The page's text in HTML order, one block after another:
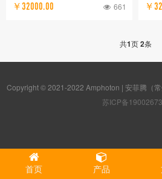
￥32000.00 661 ￥
共1页2条
Copyright © 2021-2022 Amphoton | 安菲腾（
苏ICP备
首页 产品